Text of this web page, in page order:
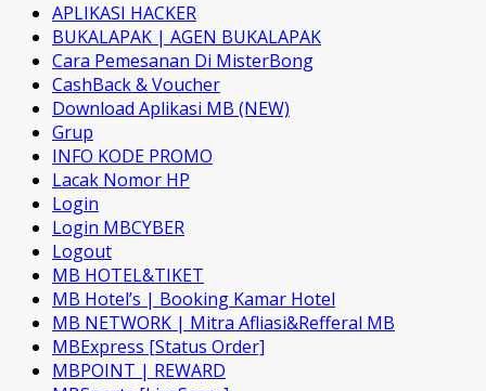
APLIKASI HACKER
BUKALAPAK | AGEN BUKALAPAK
Cara Pemesanan Di MisterBong
CashBack & Voucher
Download Aplikasi MB (NEW)
Grup
INFO KODE PROMO
Lacak Nomor HP
Login
Login MBCYBER
Logout
MB HOTEL&TIKET
MB Hotel’s | Booking Kamar Hotel
MB NETWORK | Mitra Afliasi&Refferal MB
MBExpress [Status Order]
MBPOINT | REWARD